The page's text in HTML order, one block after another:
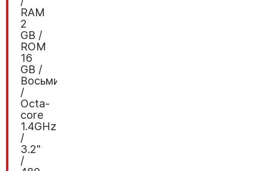
RAM
2
GB /
ROM
16
GB /
Восьмиядерный
/
Octa-
core
1.4GHz
/
3.2"
/